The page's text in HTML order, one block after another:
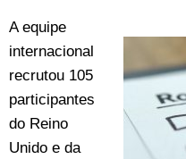
A equipe
internacional
recrutou 105
participantes
do Reino
Unido e da